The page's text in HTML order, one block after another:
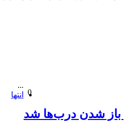
0
شدن درب‌ها شد
...
انتها